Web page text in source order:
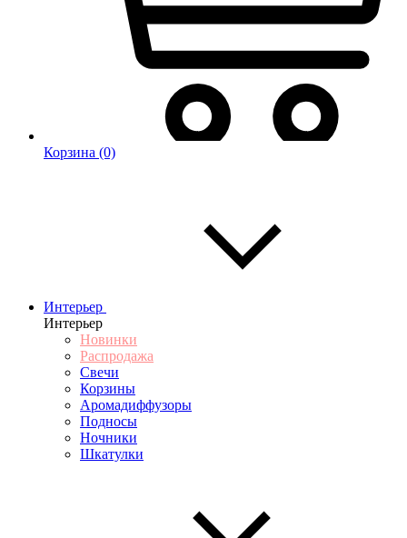
Корзина (0)
Интерьер
Интерьер
Новинки
Распродажа
Свечи
Корзины
Аромадиффузоры
Подносы
Ночники
Шкатулки